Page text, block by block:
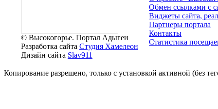
© Высокогорье. Портал Адыгеи
Разработка сайта Студия Хамелеон
Дизайн сайта Slav911
Обмен ссылками c
Виджеты сайта,
Партнеры портала
Контакты
Статистика
Копирование разрешено, только с установкой активной (без